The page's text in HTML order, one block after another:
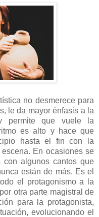
no desmerece para
le da mayor énfasis a la
permite que vuele la
es alto y hace que
hasta el fin con la
En ocasiones se
con algunos cantos que
están de más. Es el
el protagonismo a la
otra parte magistral de
para la protagonista,
evolucionando el